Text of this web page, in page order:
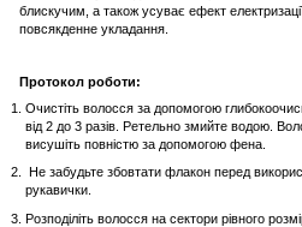
блискучим, а також усуває ефект
повсякденне укладання.
Протокол роботи:
Очистіть волосся за допомогою
від 2 до 3 разів. Ретельно змийте водою.
висушіть повністю за допомогою фена.
Не забудьте збовтати флакон перед
рукавички.
Розподіліть волосся на сектори рівного